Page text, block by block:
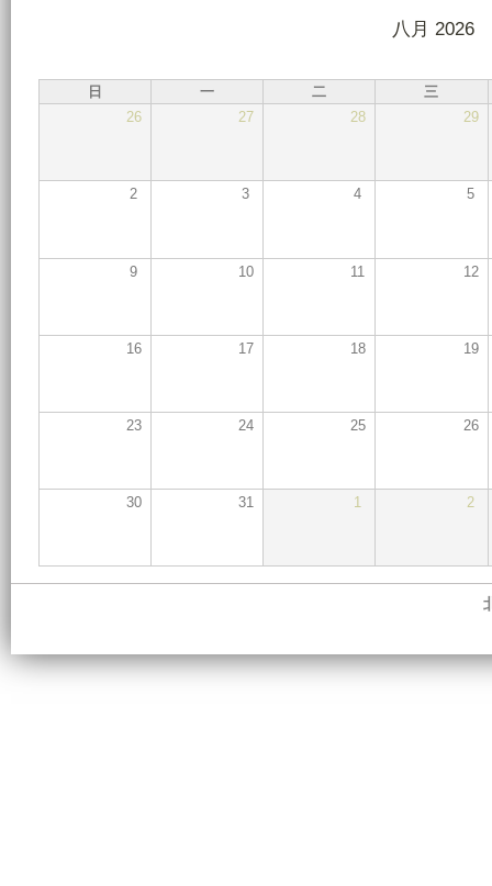
八月 2026
日 一 二
三
26
27 28 29
2 3 4 5
9 10 11 12
16 17 18 19
23 24 25 26
30 31 1 2